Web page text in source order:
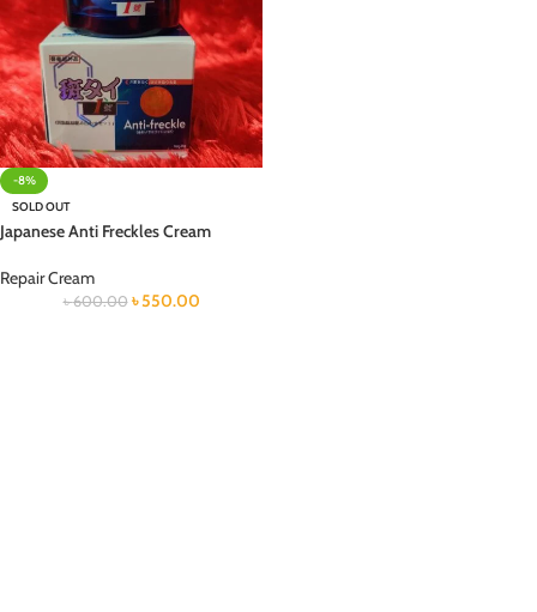
-8%
SOLD OUT
Japanese Anti Freckles Cream
Repair Cream
৳600.00 ৳550.00